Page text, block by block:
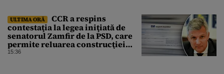
ULTIMA ORĂ
CCR a respins
contestaţia la legea iniţiată de
senatorul Zamfir de la PSD, care
permite reluarea construcţiei
hidrocentralelor din zonele
15:36